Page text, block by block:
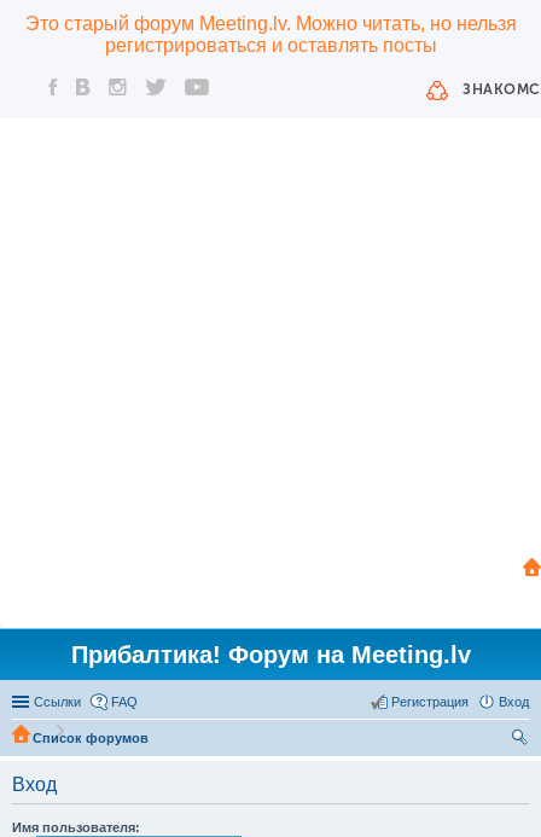
Это старый форум Meeting.lv. Можно читать, но нельзя
регистрироваться и оставлять посты
Прибалтика! Форум на Meeting.lv
Ссылки FAQ Вход
Регистрация
Список форумов
Вход
Имя пользователя: